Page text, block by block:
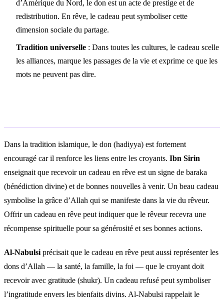
d’Amérique du Nord, le don est un acte de prestige et de
redistribution. En rêve, le cadeau peut symboliser cette
dimension sociale du partage.
Tradition universelle : Dans toutes les cultures, le cadeau scelle
les alliances, marque les passages de la vie et exprime ce que les
mots ne peuvent pas dire.
Dans la tradition islamique, le don (hadiyya) est fortement
encouragé car il renforce les liens entre les croyants. Ibn Sirin
enseignait que recevoir un cadeau en rêve est un signe de baraka
(bénédiction divine) et de bonnes nouvelles à venir. Un beau cadeau
symbolise la grâce d’Allah qui se manifeste dans la vie du rêveur.
Offrir un cadeau en rêve peut indiquer que le rêveur recevra une
récompense spirituelle pour sa générosité et ses bonnes actions.
Al-Nabulsi précisait que le cadeau en rêve peut aussi représenter les
dons d’Allah — la santé, la famille, la foi — que le croyant doit
recevoir avec gratitude (shukr). Un cadeau refusé peut symboliser
l’ingratitude envers les bienfaits divins. Al-Nabulsi rappelait le